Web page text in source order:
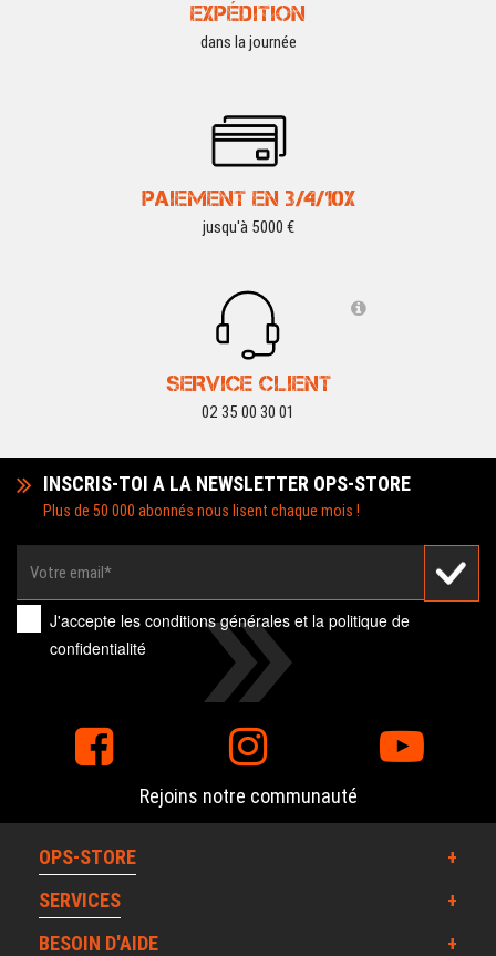
EXPÉDITION
dans la journée
PAIEMENT EN 3/4/10X
jusqu'à 5000 €
SERVICE CLIENT
02 35 00 30 01
INSCRIS-TOI A LA NEWSLETTER OPS-STORE
Plus de 50 000 abonnés nous lisent chaque mois !
J'accepte lesconditions générales et lapolitique de
confidentialité
Rejoins notre communauté
OPS-STORE
SERVICES
BESOIN D'AIDE